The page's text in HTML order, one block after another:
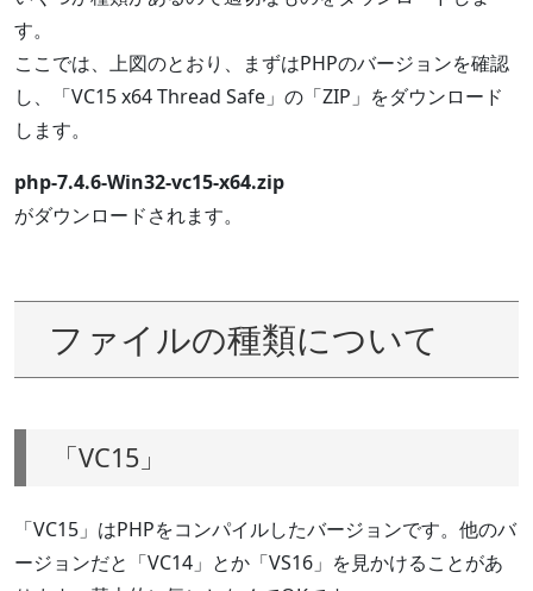
す。
ここでは、上図のとおり、まずはPHPのバージョンを確認
し、「VC15 x64 Thread Safe」の「ZIP」をダウンロード
します。
php-7.4.6-Win32-vc15-x64.zip
がダウンロードされます。
ファイルの種類について
「VC15」
「VC15」はPHPをコンパイルしたバージョンです。他のバ
ージョンだと「VC14」とか「VS16」を見かけることがあ